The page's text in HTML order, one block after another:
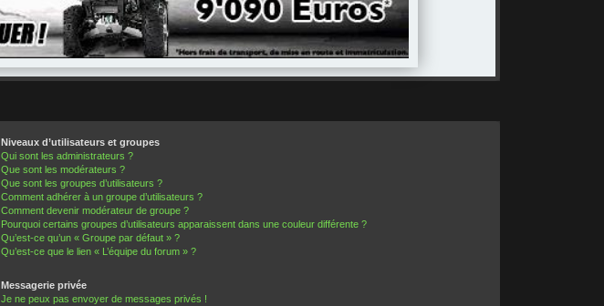
Niveaux d’utilisateurs et groupes
Qui sont les administrateurs ?
Que sont les modérateurs ?
Que sont les groupes d’utilisateurs ?
Comment adhérer à un groupe d’utilisateurs ?
Comment devenir modérateur de groupe ?
Pourquoi certains groupes d’utilisateurs apparaissent dans une couleur différente ?
Qu’est-ce qu’un « Groupe par défaut » ?
Qu’est-ce que le lien « L’équipe du forum » ?
Messagerie privée
Je ne peux pas envoyer de messages privés !